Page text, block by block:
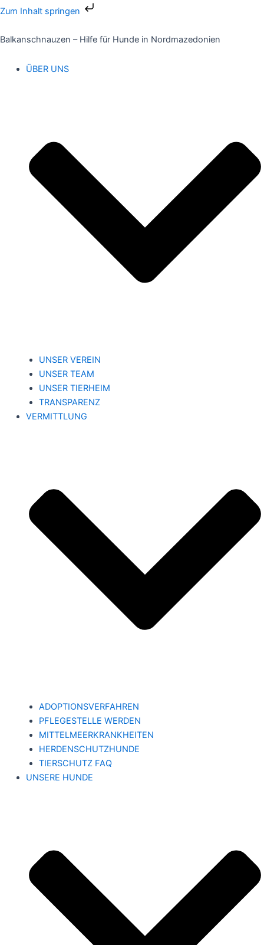
Zum Inhalt springen
Zum
springen
Balkanschnauzen – Hilfe für Hunde in Nordmazedonien
ÜBER UNS
UNSER VEREIN
UNSER TEAM
UNSER TIERHEIM
TRANSPARENZ
VERMITTLUNG
ADOPTIONSVERFAHREN
PFLEGESTELLE WERDEN
MITTELMEERKRANKHEITEN
HERDENSCHUTZHUNDE
TIERSCHUTZ FAQ
UNSERE HUNDE